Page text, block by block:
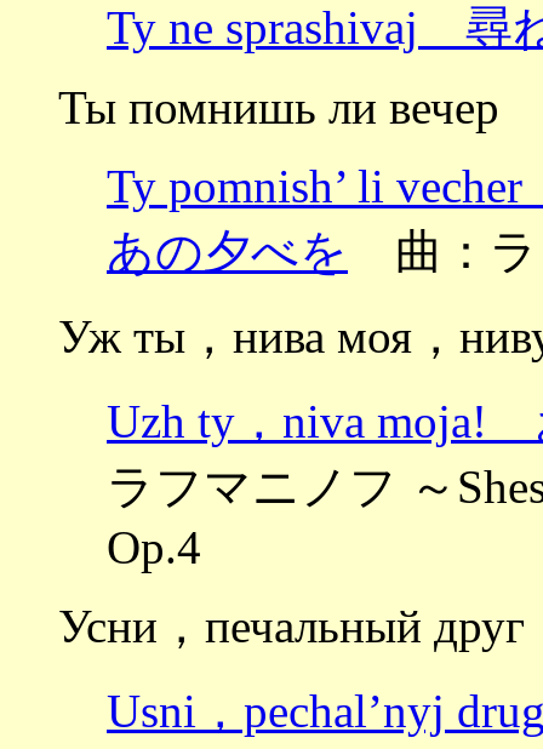
Ty ne sprashivaj 尋
Ты помнишь ли вечер
Ty pomnish’ li
あの夕べを
曲：ラ
Уж ты，нива моя，
Uzh ty，niva moja!
ラフマニノフ ～
Op.4
Усни，печальный
Usni，pechal’nyj